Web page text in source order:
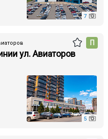
7
ул. Авиаторов
П
5